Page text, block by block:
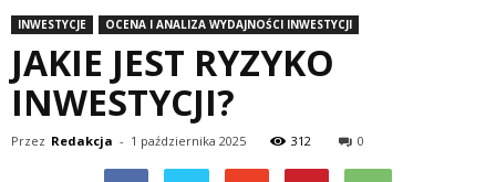
INWESTYCJE OCENA I ANALIZA WYDAJNOŚCI INWESTYCJI
JAKIE JEST RYZYKO
INWESTYCJI?
Przez Redakcja - 1 października 2025 312 0